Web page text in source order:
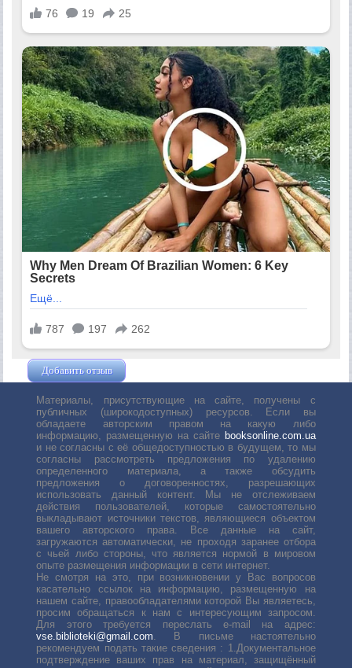
Добавить отзыв
Материалы, присутствующие на сайте, получены с
публичных (широкодоступных) ресурсов. Если вы
обладаете авторским правом на какую либо
информацию, размещенную на сайте booksonline.com.ua
и не согласны с её общедоступностью в будущем, то мы
согласны рассмотреть предложения по удалению
определенного материала, а также обсудить
предложения о договоренностях, разрешающих
использовать данный контент. Мы не отслеживаем
действия пользователей, которые самостоятельно
выкладывают источники текстов, являющиеся объектом
вашего авторского права. Все данные на сайт,
загружаются автоматически, не проходя заранее отбора
с чьей либо стороны, что является нормой в мировом
опыте размещения информации в сети интернет.
Не смотря на это, при возникновении у Вас вопросов
касательно ссылок на информацию, размещенную на
нашем сайте, правообладателями которой Вы являетесь,
просим обращаться к нам с интересующим запросом.
Для этого требуется переслать е-mail на адрес:
vse.biblioteki@gmail.com . В письме настоятельно
рекомендуем подать такие сведения : 1.Документальное
подтверждение ваших прав на материал, защищённый